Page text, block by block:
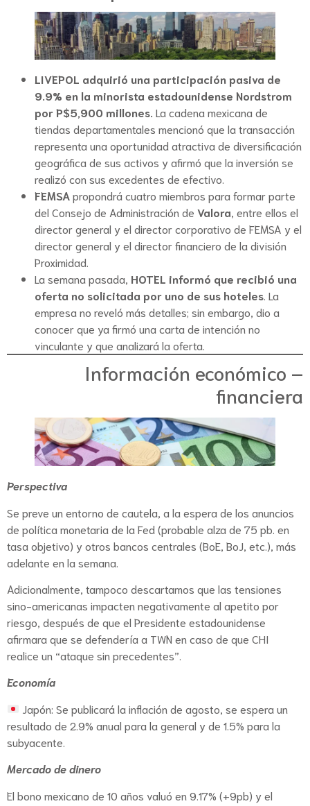
LIVEPOL adquirió una participación pasiva de
9.9% en la minorista estadounidense Nordstrom
por P$5,900 millones. La cadena mexicana de
tiendas departamentales mencionó que la transacción
representa una oportunidad atractiva de diversificación
geográfica de sus activos y afirmó que la inversión se
realizó con sus excedentes de efectivo.
FEMSApropondrá cuatro miembros para formar parte
del Consejo de Administración de Valora, entre ellos el
director general y el director corporativo de FEMSA y el
director general y el director financiero de la división
Proximidad.
La semana pasada, HOTEL informó que recibió una
oferta no solicitada por uno de sus hoteles. La
empresa no reveló más detalles; sin embargo, dio a
conocer que ya firmó una carta de intención no
vinculante y que analizará la oferta.
Información económico –
financiera
Perspectiva
Se preve un entorno de cautela, a la espera de los anuncios
de política monetaria de la Fed (probable alza de 75 pb. en
tasa objetivo) y otros bancos centrales (BoE, BoJ, etc.), más
adelante en la semana.
Adicionalmente, tampoco descartamos que las tensiones
sino-americanas impacten negativamente al apetito por
riesgo, después de que el Presidente estadounidense
afirmara que se defendería a TWN en caso de que CHI
realice un “ataque sin precedentes”.
Economía
Japón: Se publicará la inflación de agosto, se espera un
resultado de 2.9% anual para la general y de 1.5% para la
subyacente.
Mercado de dinero
El bono mexicano de 10 años valuó en 9.17% (+9pb) y el